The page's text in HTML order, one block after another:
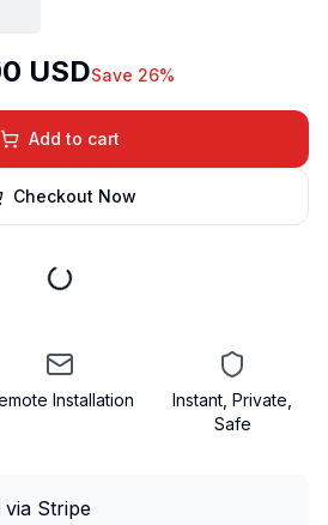
USDSave 26%
Add to cart
Checkout Now
Installation
Instant, Private,
Safe